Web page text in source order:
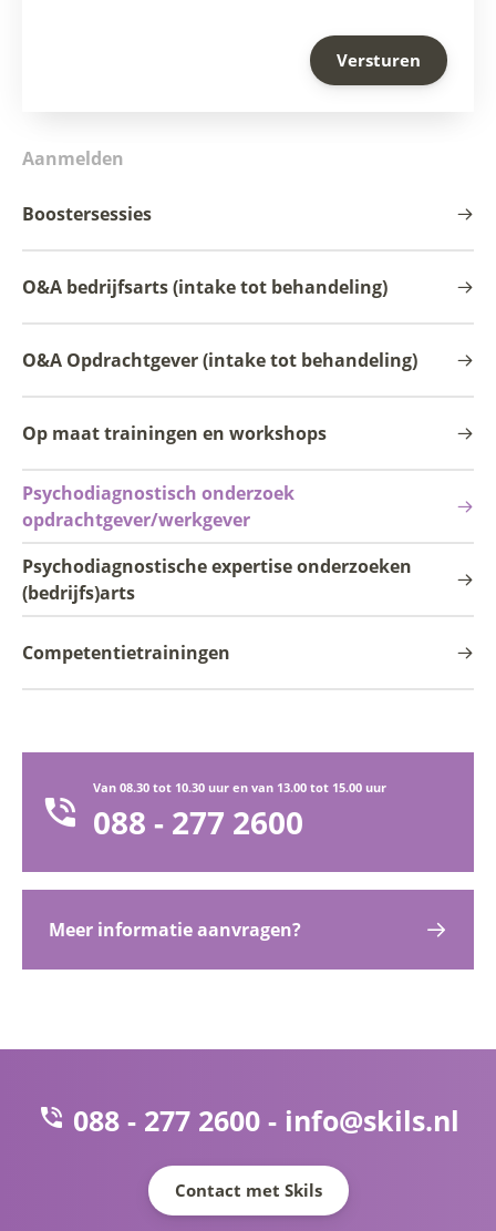
Aanmelden
Boostersessies
O&A bedrijfsarts (intake tot behandeling)
O&A Opdrachtgever (intake tot behandeling)
Op maat trainingen en workshops
Psychodiagnostisch onderzoek
opdrachtgever/werkgever
Psychodiagnostische expertise onderzoeken
(bedrijfs)arts
Competentietrainingen
Van 08.30 tot 10.30 uur en van 13.00 tot 15.00 uur
088 - 277 2600
Meer informatie aanvragen?
088 - 277 2600 - info@skils.nl
Contact met Skils